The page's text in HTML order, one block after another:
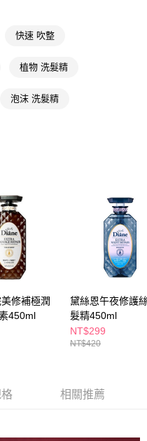
需儲值。
，將跳轉至「AFTEE先享後付」
訊中的連結，可透過四大超商／
，但若您需要取消訂單，請聯絡
仍視為有效，需透過AFTEE先享
之結帳頁面顯示為準，若有關於
疑問，請聯繫「AFTEE先享後付
support/home
AFTEE先享後付」服務完成之交
，並將交易相關給付款項請求債
址：
別帳號之用戶狀況，依本公司即
註冊。若發現惡意使用之情形，
費
費
費
費
快速 吹整
植物 洗髮精
泡沫 洗髮精
修補極潤
450ml
黛絲恩午夜修護
髮精450ml
NT$299
NT$420
相關推薦